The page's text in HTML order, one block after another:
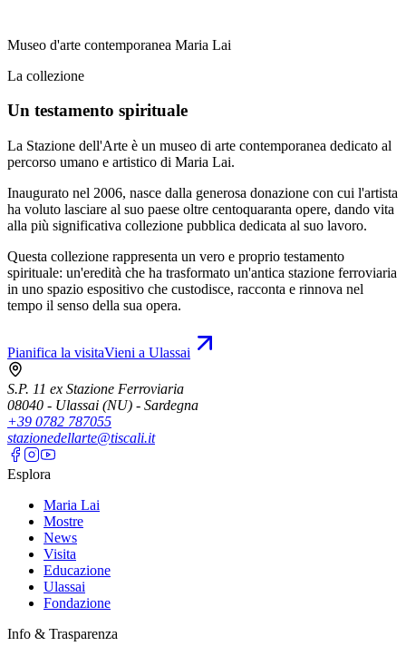
Museo d'arte contemporanea Maria Lai
La collezione
Un testamento spirituale
La Stazione dell'Arte è un museo di arte contemporanea dedicato al
percorso umano e artistico di Maria Lai.
Inaugurato nel 2006, nasce dalla generosa donazione con cui l'artista
ha voluto lasciare al suo paese oltre centoquaranta opere, dando vita
alla più significativa collezione pubblica dedicata al suo lavoro.
Questa collezione rappresenta un vero e proprio testamento
spirituale: un'eredità che ha trasformato un'antica stazione ferroviaria
in uno spazio espositivo che custodisce, racconta e rinnova nel
tempo il senso della sua opera.
Pianifica la visitaVieni a Ulassai
S.P. 11 ex Stazione Ferroviaria
08040 - Ulassai (NU) - Sardegna
+39 0782 787055
stazionedellarte@tiscali.it
Esplora
Maria Lai
Mostre
News
Visita
Educazione
Ulassai
Fondazione
Info & Trasparenza